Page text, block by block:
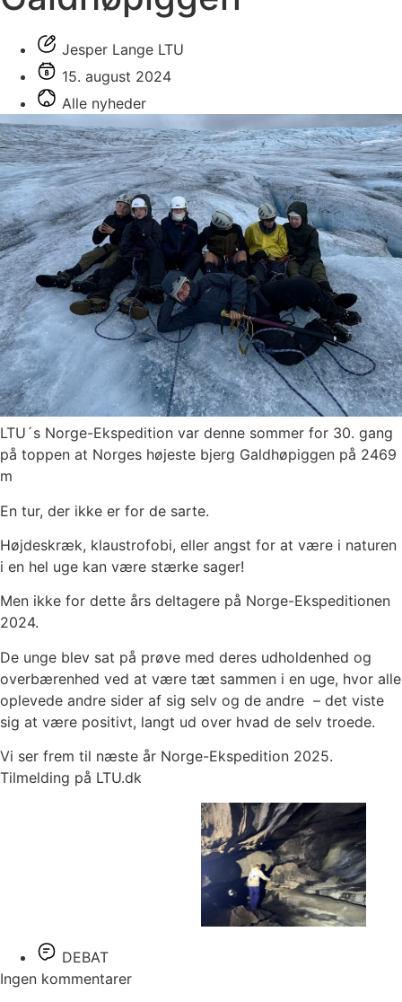
Jesper Lange LTU
15. august 2024
Alle nyheder
LTU´s Norge-Ekspedition var denne sommer for 30. gang
på toppen at Norges højeste bjerg Galdhøpiggen på 2469
m
En tur, der ikke er for de sarte.
Højdeskræk, klaustrofobi, eller angst for at være i naturen
i en hel uge kan være stærke sager!
Men ikke for dette års deltagere på Norge-Ekspeditionen
2024.
De unge blev sat på prøve med deres udholdenhed og
overbærenhed ved at være tæt sammen i en uge, hvor alle
oplevede andre sider af sig selv og de andre – det viste
sig at være positivt, langt ud over hvad de selv troede.
Vi ser frem til næste år Norge-Ekspedition 2025.
Tilmelding på LTU.dk
DEBAT
Ingen kommentarer